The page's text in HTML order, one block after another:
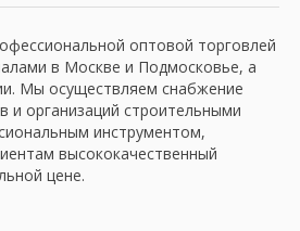
оптовой торговлей
в Москве и Подмосковье, а
Мы осуществляем снабжение
и организаций строительными
инструментом,
высококачественный
цене.